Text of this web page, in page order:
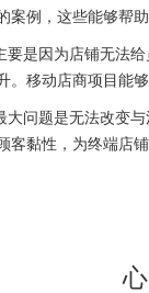
案例，这些能够帮
因为店铺无法给
。移动店商项目能
题是无法改变与
客黏性，为终端店铺